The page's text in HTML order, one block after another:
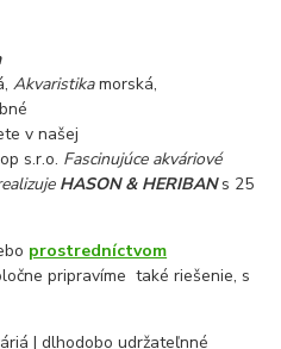
Akvaristikamorská,
v našej
s.r.o. Fascinujúce akváriové
HASON & HERIBANs 25
prostredníctvom
pripravíme také riešenie, s
| dlhodobo udržateľnné